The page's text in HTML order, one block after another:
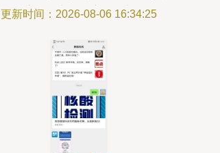
告链路中的深度赋能者
更新时间：2026-08-06 16:34:25